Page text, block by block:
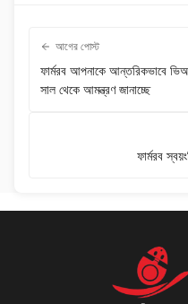
আগের পোস্ট
ফার্মরব আপনাকে আন্তরিকভাবে
সাল থেকে আমন্ত্রণ জানাচ্ছে
ফার্মরব